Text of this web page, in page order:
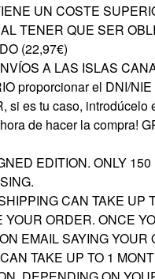
UN COSTE
TENER QUE SER
(22,97€)
A LAS ISLAS
proporcionar el DNI/
si es tu caso, introdúcelo
de hacer la compra!
EDITION. ONLY
CAN TAKE UP
YOUR ORDER. ONCE
EMAIL SAYING YOUR
TAKE UP TO 1